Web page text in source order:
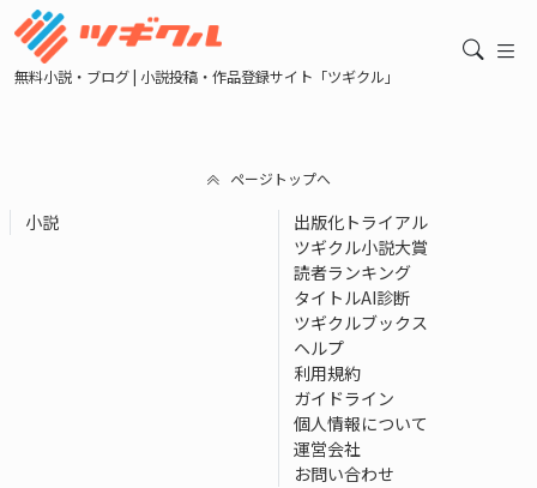
無料小説・ブログ | 小説投稿・作品登録サイト「ツギクル」
ページトップへ
小説
出版化トライアル
ツギクル小説大賞
読者ランキング
タイトルAI診断
ツギクルブックス
ヘルプ
利用規約
ガイドライン
個人情報について
運営会社
お問い合わせ